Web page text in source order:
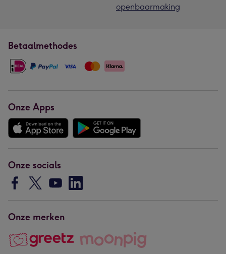
openbaarmaking
Betaalmethodes
Onze Apps
Onze socials
Onze merken